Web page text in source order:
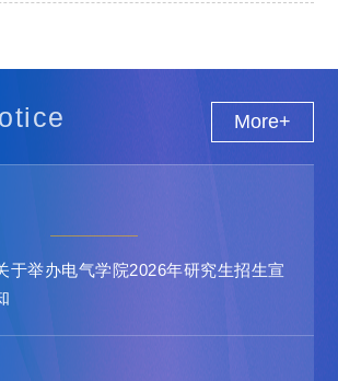
More+
于举办电气学院2026年研究生招生宣